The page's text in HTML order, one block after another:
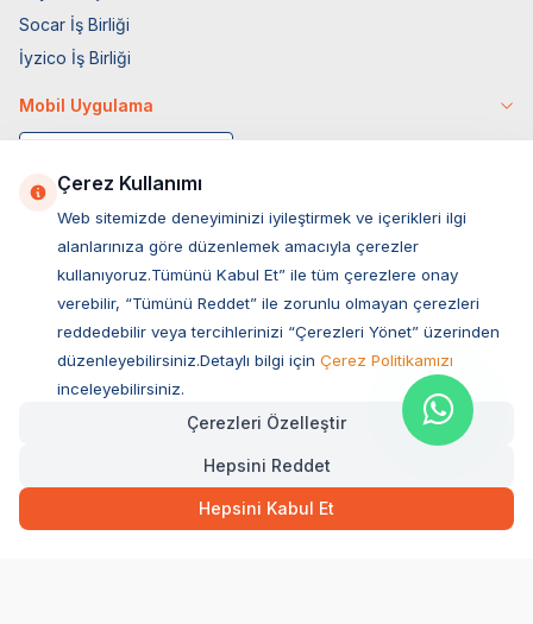
19,90TL Hızlı Teslimat
SEPETE EKLE
Socar İş Birliği
İyzico İş Birliği
Mobil Uygulama
Müşteri Hizmetleri
Sıkça Sorulan Sorular
Ovacık Mah. Hacıoğlu Sok. No:13 Başiskele / KOCAELİ
Müşteri Destek Hattı
Çerez Kullanımı
Web sitemizde deneyiminizi iyileştirmek ve içerikleri ilgi
alanlarınıza göre düzenlemek amacıyla çerezler
kullanıyoruz.Tümünü Kabul Et” ile tüm çerezlere onay
verebilir, “Tümünü Reddet” ile zorunlu olmayan çerezleri
reddedebilir veya tercihlerinizi “Çerezleri Yönet” üzerinden
düzenleyebilirsiniz.Detaylı bilgi için Çerez Politikamızı
inceleyebilirsiniz.
Çerezleri Özelleştir
Hepsini Reddet
Hepsini Kabul Et